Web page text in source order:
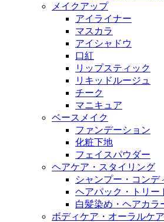
メイクアップ
アイライナー
マスカラ
アイシャドウ
口紅
リップスティック
リキッドルージュ
チーク
マニキュア
ベースメイク
ファンデーション
化粧下地
フェイスパウダー
ヘアケア・スタイリング
シャンプー・コンデ
ヘアパック・トリー
白髪染め・ヘアカラ
ボディケア・オーラルケア